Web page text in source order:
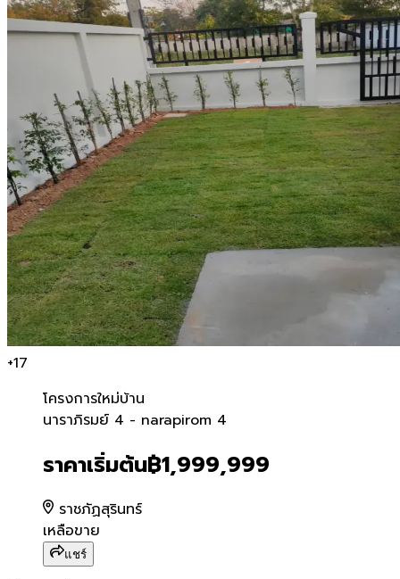
+17
โครงการใหม่บ้าน
นาราภิรมย์ 4 - narapirom
นาราภิรมย์ 4 - narapirom 4
ราคาเริ่มต้น฿1,999,999
ราชภัฏสุรินทร์
เหลือขาย
แชร์